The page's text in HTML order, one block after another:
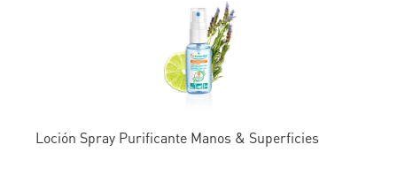
Loción Spray Purificante Manos & Superficies